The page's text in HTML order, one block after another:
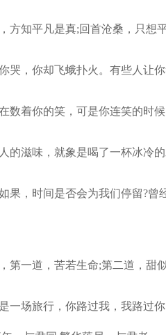
知平凡是真;回首沧桑，只想平
，你却飞蛾扑火。有些人让你
着你的笑，可是你连笑的时候
滋味，就象是喝了一杯冰冷的
，时间是否会为我们停留?曾
一道，苦若生命;第二道，甜似
场旅行，你路过我，我路过你